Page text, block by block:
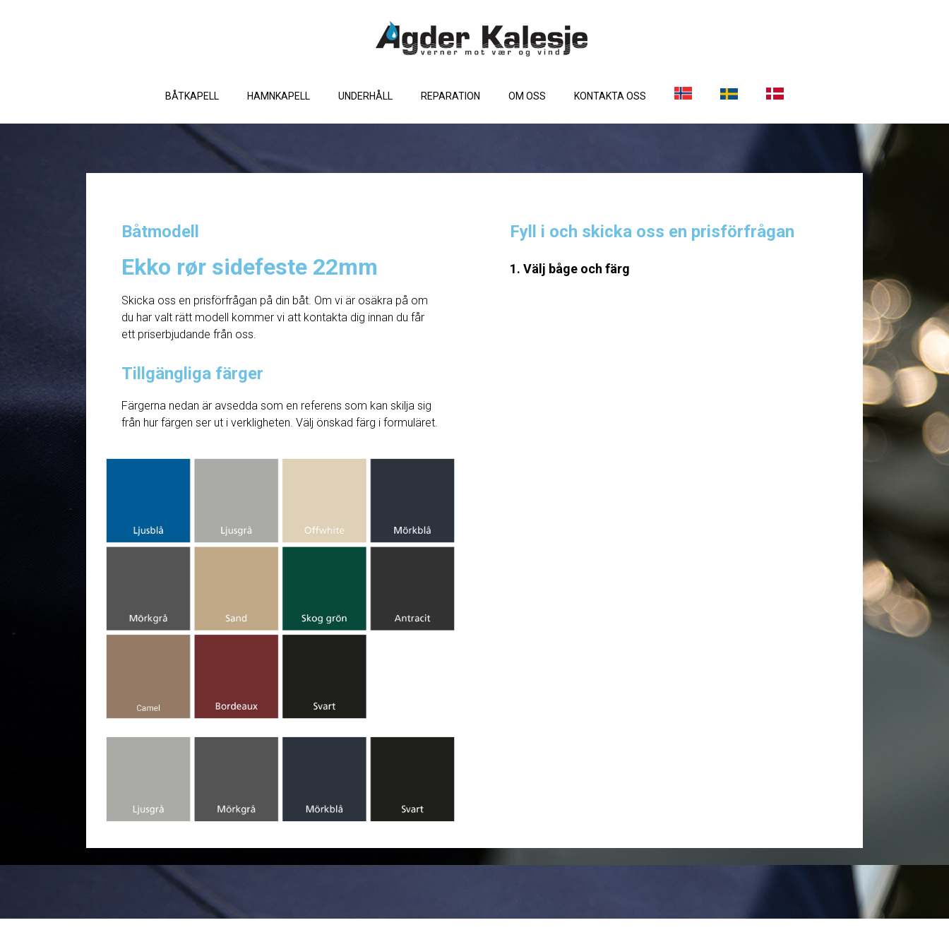
BÅTKAPELL HAMNKAPELL UNDERHÅLL REPARATION OM OSS KONTAKTA OSS
Båtmodell
Ekko rør sidefeste 22mm
Skicka oss en prisförfrågan på din båt. Om vi ​​är osäkra på om
du har valt rätt modell kommer vi att kontakta dig innan du får
ett priserbjudande från oss.
Tillgängliga färger
Färgerna nedan är avsedda som en referens som kan skilja sig
från hur färgen ser ut i verkligheten. Välj önskad färg i formuläret.
Fyll i och skicka oss en prisförfrågan
1. Välj båge och färg